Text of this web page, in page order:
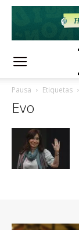
Pausa Etiquetas
Evo